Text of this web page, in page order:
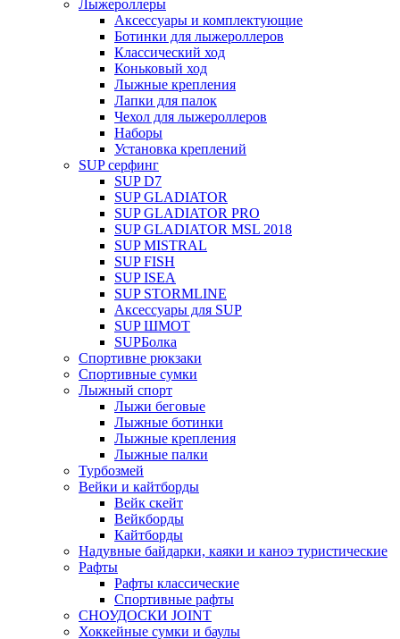
Лыжероллеры
Аксессуары и комплектующие
Ботинки для лыжероллеров
Классический ход
Коньковый ход
Лыжные крепления
Лапки для палок
Чехол для лыжероллеров
Наборы
Установка креплений
SUP серфинг
SUP D7
SUP GLADIATOR
SUP GLADIATOR PRO
SUP GLADIATOR MSL 2018
SUP MISTRAL
SUP FISH
SUP ISEA
SUP STORMLINE
Аксессуары для SUP
SUP ШМОТ
SUPБолка
Спортивне рюкзаки
Спортивные сумки
Лыжный спорт
Лыжи беговые
Лыжные ботинки
Лыжные крепления
Лыжные палки
Турбозмей
Вейки и кайтборды
Вейк скейт
Вейкборды
Кайтборды
Надувные байдарки, каяки и каноэ туристические
Рафты
Рафты классические
Спортивные рафты
СНОУДОСКИ JOINT
Хоккейные сумки и баулы